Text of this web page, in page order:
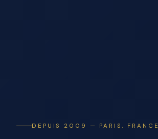
DEPUIS 2009 — PARIS, FRANCE